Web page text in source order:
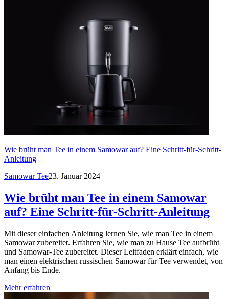
Wie brüht man Tee in einem Samowar auf? Eine Schritt-für-Schritt-
Anleitung
Samowar Tee23. Januar 2024
Wie brüht man Tee in einem Samowar
auf? Eine Schritt-für-Schritt-Anleitung
Mit dieser einfachen Anleitung lernen Sie, wie man Tee in einem
Samowar zubereitet. Erfahren Sie, wie man zu Hause Tee aufbrüht
und Samowar-Tee zubereitet. Dieser Leitfaden erklärt einfach, wie
man einen elektrischen russischen Samowar für Tee verwendet, von
Anfang bis Ende.
Mehr erfahren